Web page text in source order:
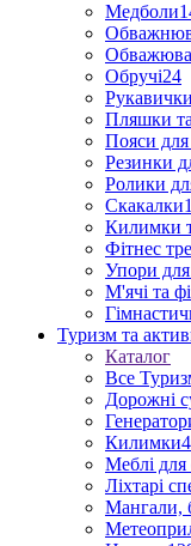
Медболи
Обручі24
Пляшки
Пояси
Резинки
Ролики
Скакалки
Килимки
Фітнес
Упори
М'ячі та
Туризм та
Каталог
Все
Дорожні
Килимки
Меблі для
Ліхтарі
Мангали,